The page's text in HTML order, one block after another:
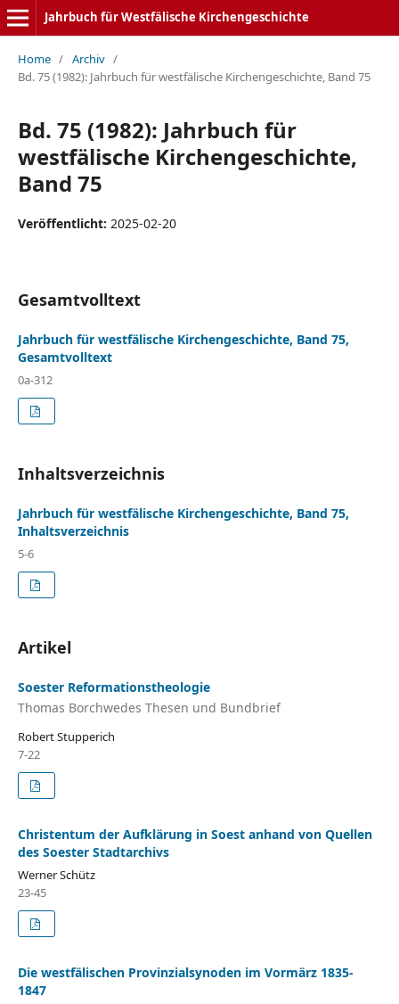
Jahrbuch für Westfälische Kirchengeschichte
Home / Archiv /
Bd. 75 (1982): Jahrbuch für westfälische Kirchengeschichte, Band 75
Bd. 75 (1982): Jahrbuch für
westfälische Kirchengeschichte,
Band 75
Veröffentlicht: 2025-02-20
Gesamtvolltext
Jahrbuch für westfälische Kirchengeschichte, Band 75,
Gesamtvolltext
0a-312
Inhaltsverzeichnis
Jahrbuch für westfälische Kirchengeschichte, Band 75,
Inhaltsverzeichnis
5-6
Artikel
Soester Reformationstheologie
Thomas Borchwedes Thesen und Bundbrief
Robert Stupperich
7-22
Christentum der Aufklärung in Soest anhand von Quellen
des Soester Stadtarchivs
Werner Schütz
23-45
Die westfälischen Provinzialsynoden im Vormärz 1835-
1847